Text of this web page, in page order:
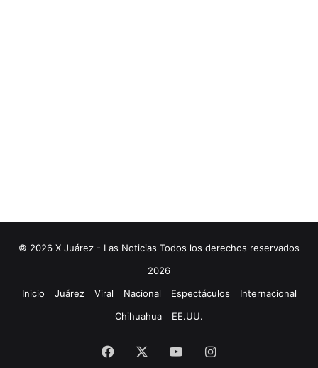
© 2026 X Juárez - Las Noticias Todos los derechos reservados
2026
Inicio
Juárez Viral Nacional Espectáculos
Internacional
Chihuahua
EE.UU.
Facebook YouTubeInstagram